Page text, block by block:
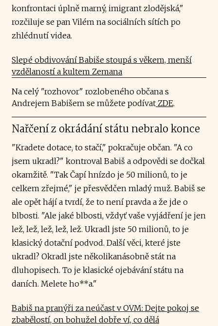
konfrontaci úplně marný, imigrant zlodějská,"
rozčiluje se pan Vilém na sociálních sítích po
zhlédnutí videa.
Slepé obdivování Babiše stoupá s věkem, menší
vzdělaností a kultem Zemana
Na celý "rozhovor" rozlobeného občana s
Andrejem Babišem se můžete podívat ZDE.
Nařčení z okrádání státu nebralo konce
"Kradete dotace, to stačí," pokračuje občan. "A co
jsem ukradl?" kontroval Babiš a odpovědi se dočkal
okamžitě. "Tak Čapí hnízdo je 50 milionů, to je
celkem zřejmé," je přesvědčen mladý muž. Babiš se
ale opět hájí a tvrdí, že to není pravda a že jde o
blbosti. "Ale jaké blbosti, vždyť vaše vyjádření je jen
lež, lež, lež, lež, lež. Ukradl jste 50 milionů, to je
klasický dotační podvod. Další věci, které jste
ukradl? Okradl jste několikanásobně stát na
dluhopisech. To je klasické ojebávání státu na
daních. Melete ho**a."
Babiš na pranýři za neúčast v OVM: Dejte pokoj se
zbabělostí, on bohužel dobře ví, co dělá